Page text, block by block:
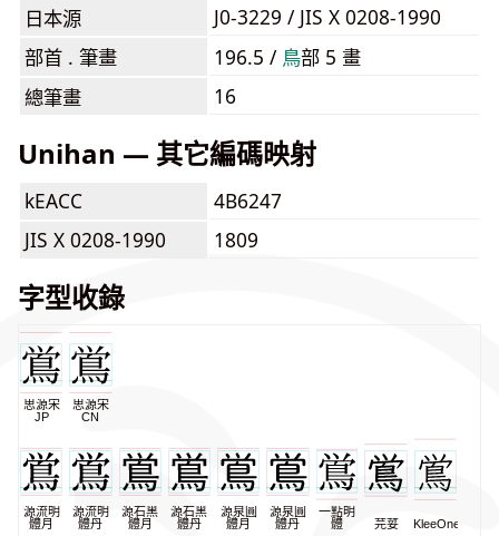
日本源
J0-3229 / JIS X 0208-1990
部首 . 筆畫
196.5 / ⿃部 5 畫
總筆畫
16
Unihan — 其它編碼映射
kEACC
4B6247
JIS X 0208-1990
1809
字型收錄
思源宋
JP
思源宋
CN
源流明
體月
源流明
體丹
源石黑
體月
源石黑
體丹
源泉圓
體月
源泉圓
體丹
一點明
體
芫荽 KleeOne